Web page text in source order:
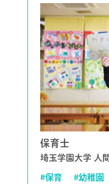
保育士
埼玉学園大学 人
#保育 #幼稚園